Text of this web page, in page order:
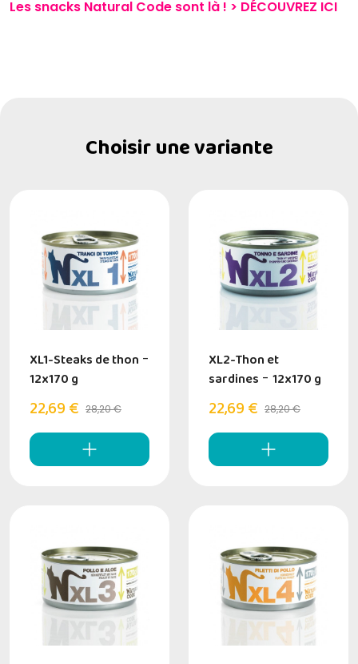
Les snacks Natural Code sont là ! > DÉCOUVREZ ICI
Choisir une variante
XL1-Steaks de thon -
12x170 g
22,69 € 28,20 €
XL2-Thon et
sardines - 12x170 g
22,69 € 28,20 €